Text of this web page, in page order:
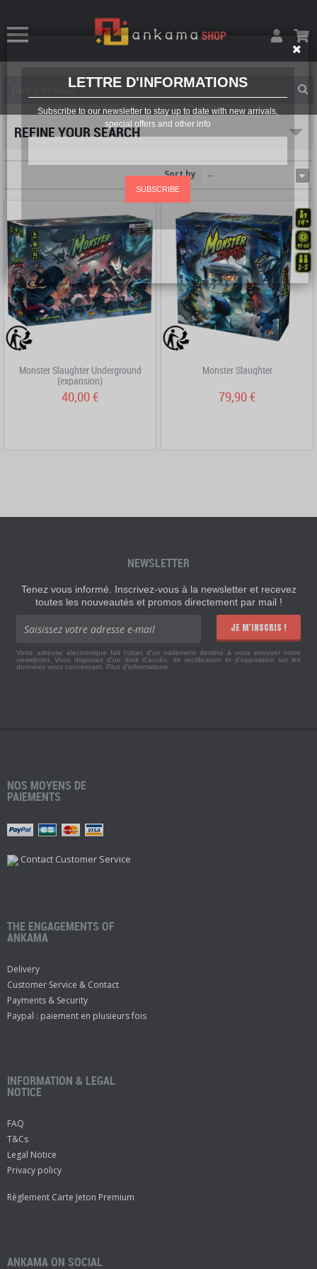
LETTRE D'INFORMATIONS
Subscribe to our newsletter to stay up to date with new arrivals,
special offers and other info
SUBSCRIBE
REFINE YOUR SEARCH
Sort by --
Monster Slaughter Underground
(expansion)
40,00 €
Monster Slaughter
79,90 €
NEWSLETTER
Tenez vous informé. Inscrivez-vous à la newsletter et recevez
toutes les nouveautés et promos directement par mail !
JE M'INSCRIS !
Votre adresse électronique fait l'objet d'un traitement destiné à vous envoyer notre
newsletter. Vous disposez d'un droit d'accès, de rectification et d'opposition sur les
données vous concernant. Plus d'informations
NOS MOYENS DE
PAIEMENTS
Contact Customer Service
THE ENGAGEMENTS OF
ANKAMA
Delivery
Customer Service & Contact
Payments & Security
Paypal : paiement en plusieurs fois
INFORMATION & LEGAL
NOTICE
FAQ
T&Cs
Legal Notice
Privacy policy
Règlement Carte Jeton Premium
ANKAMA ON SOCIAL